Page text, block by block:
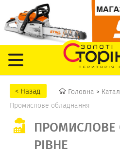
Головна >
Промислове обладнання
ПРОМИСЛОВЕ
РІВНЕ